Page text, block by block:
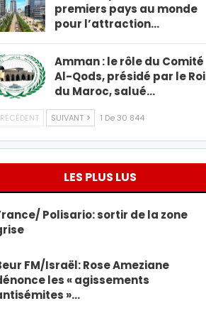
premiers pays au monde
pour l’attraction…
Amman : le rôle du Comité
Al-Qods, présidé par le Roi
du Maroc, salué…
SUIVANT 1 De 30 844
LES PLUS LUS
Polisario: sortir de la zone
FM/Israël: Rose Ameziane
les « agissements
»…